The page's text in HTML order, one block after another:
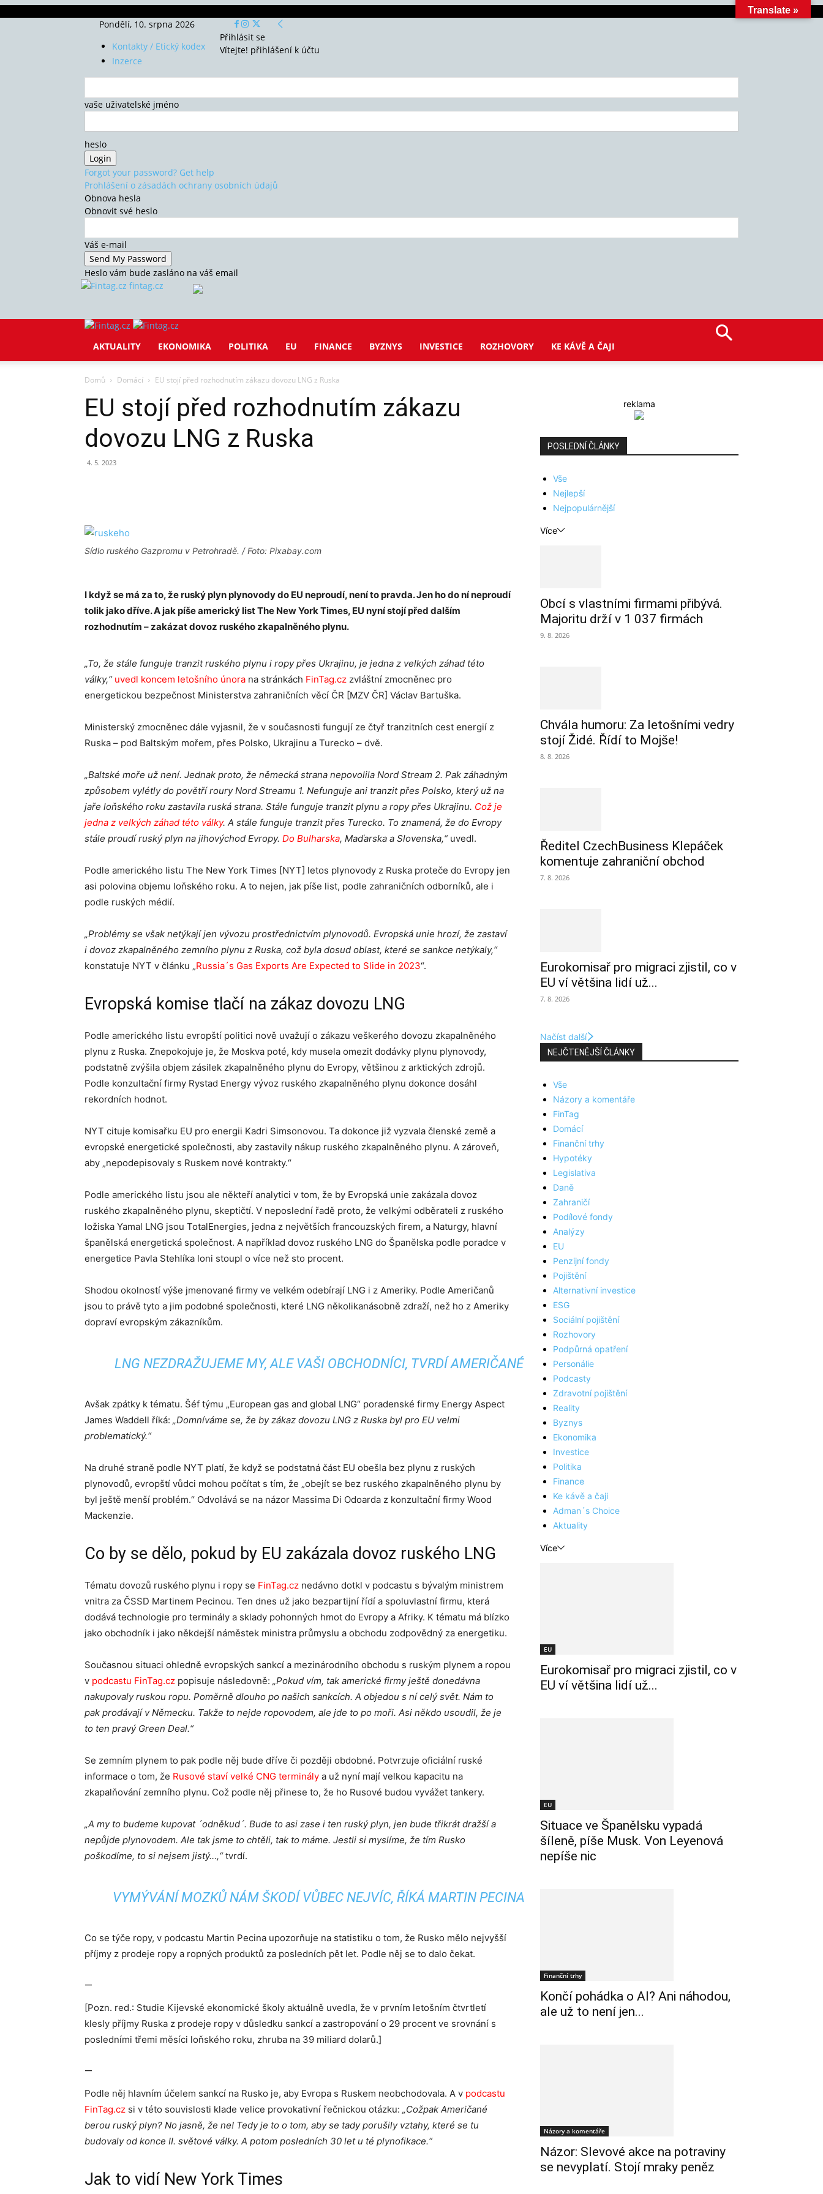
Pondělí, 10. srpna 2026
Kontakty / Etický kodex
Inzerce
Přihlásit se
Vítejte! přihlášení k účtu
vaše uživatelské jméno
heslo
Forgot your password? Get help
Prohlášení o zásadách ochrany osobních údajů
Obnova hesla
Obnovit své heslo
Váš e-mail
Heslo vám bude zasláno na váš email
fintag.cz
AKTUALITY EKONOMIKA POLITIKA EU FINANCE BYZNYS INVESTICE ROZHOVORY KE KÁVĚ A ČAJI
Domů Domácí EU stojí před rozhodnutím zákazu dovozu LNG z Ruska
EU stojí před rozhodnutím zákazu
dovozu LNG z Ruska
4. 5. 2023
Sídlo ruského Gazpromu v Petrohradě. / Foto: Pixabay.com
I když se má za to, že ruský plyn plynovody do EU neproudí, není to pravda. Jen ho do ní neproudí
tolik jako dříve. A jak píše americký list The New York Times, EU nyní stojí před dalším
rozhodnutím – zakázat dovoz ruského zkapalněného plynu.
„To, že stále funguje tranzit ruského plynu i ropy přes Ukrajinu, je jedna z velkých záhad této
války,“ uvedl koncem letošního února na stránkách FinTag.cz zvláštní zmocněnec pro
energetickou bezpečnost Ministerstva zahraničních věcí ČR [MZV ČR] Václav Bartuška.
Ministerský zmocněnec dále vyjasnil, že v současnosti fungují ze čtyř tranzitních cest energií z
Ruska – pod Baltským mořem, přes Polsko, Ukrajinu a Turecko – dvě.
„Baltské moře už není. Jednak proto, že německá strana nepovolila Nord Stream 2. Pak záhadným
způsobem vylétly do povětří roury Nord Streamu 1. Nefunguje ani tranzit přes Polsko, který už na
jaře loňského roku zastavila ruská strana. Stále funguje tranzit plynu a ropy přes Ukrajinu. Což je
jedna z velkých záhad této války. A stále funguje tranzit přes Turecko. To znamená, že do Evropy
stále proudí ruský plyn na jihovýchod Evropy. Do Bulharska, Maďarska a Slovenska,“uvedl.
Podle amerického listu The New York Times [NYT] letos plynovody z Ruska proteče do Evropy jen
asi polovina objemu loňského roku. A to nejen, jak píše list, podle zahraničních odborníků, ale i
podle ruských médií.
„Problémy se však netýkají jen vývozu prostřednictvím plynovodů. Evropská unie hrozí, že zastaví
i dovoz zkapalněného zemního plynu z Ruska, což byla dosud oblast, které se sankce netýkaly,“
konstatuje NYT v článku „Russia´s Gas Exports Are Expected to Slide in 2023“.
Evropská komise tlačí na zákaz dovozu LNG
Podle amerického listu evropští politici nově uvažují o zákazu veškerého dovozu zkapalněného
plynu z Ruska. Znepokojuje je, že Moskva poté, kdy musela omezit dodávky plynu plynovody,
podstatně zvýšila objem zásilek zkapalněného plynu do Evropy, většinou z arktických zdrojů.
Podle konzultační firmy Rystad Energy vývoz ruského zkapalněného plynu dokonce dosáhl
rekordních hodnot.
NYT cituje komisařku EU pro energii Kadri Simsonovou. Ta dokonce již vyzvala členské země a
evropské energetické společnosti, aby zastavily nákup ruského zkapalněného plynu. A zároveň,
aby „nepodepisovaly s Ruskem nové kontrakty.“
Podle amerického listu jsou ale někteří analytici v tom, že by Evropská unie zakázala dovoz
ruského zkapalněného plynu, skeptičtí. V neposlední řadě proto, že velkými odběrateli z ruského
ložiska Yamal LNG jsou TotalEnergies, jedna z největších francouzských firem, a Naturgy, hlavní
španělská energetická společnost. A například dovoz ruského LNG do Španělska podle poradce v
energetice Pavla Stehlíka loni stoupl o více než sto procent.
Shodou okolností výše jmenované firmy ve velkém odebírají LNG i z Ameriky. Podle Američanů
jsou to právě tyto a jim podobné společnosti, které LNG několikanásobně zdraží, než ho z Ameriky
dopraví evropským zákazníkům.
LNG NEZDRAŽUJEME MY, ALE VAŠI OBCHODNÍCI, TVRDÍ AMERIČANÉ
Avšak zpátky k tématu. Šéf týmu „European gas and global LNG“ poradenské firmy Energy Aspect
James Waddell říká: „Domníváme se, že by zákaz dovozu LNG z Ruska byl pro EU velmi
problematický.“
Na druhé straně podle NYT platí, že když se podstatná část EU obešla bez plynu z ruských
plynovodů, evropští vůdci mohou počítat s tím, že „obejít se bez ruského zkapalněného plynu by
byl ještě menší problém.“ Odvolává se na názor Massima Di Odoarda z konzultační firmy Wood
Mackenzie.
Co by se dělo, pokud by EU zakázala dovoz ruského LNG
Tématu dovozů ruského plynu i ropy se FinTag.cz nedávno dotkl v podcastu s bývalým ministrem
vnitra za ČSSD Martinem Pecinou. Ten dnes už jako bezpartijní řídí a spoluvlastní firmu, která
dodává technologie pro terminály a sklady pohonných hmot do Evropy a Afriky. K tématu má blízko
jako obchodník i jako někdejší náměstek ministra průmyslu a obchodu zodpovědný za energetiku.
Současnou situaci ohledně evropských sankcí a mezinárodního obchodu s ruským plynem a ropou
v podcastu FinTag.cz popisuje následovně: „Pokud vím, tak americké firmy ještě donedávna
nakupovaly ruskou ropu. Poměrně dlouho po našich sankcích. A objedou s ní celý svět. Nám to
pak prodávají v Německu. Takže to nejde ropovodem, ale jde to po moři. Asi někdo usoudil, že je
to ten pravý Green Deal.“
Se zemním plynem to pak podle něj bude dříve či později obdobné. Potvrzuje oficiální ruské
informace o tom, že Rusové staví velké CNG terminály a už nyní mají velkou kapacitu na
zkapalňování zemního plynu. Což podle něj přinese to, že ho Rusové budou vyvážet tankery.
„A my to budeme kupovat ´odněkud´. Bude to asi zase i ten ruský plyn, jen bude třikrát dražší a
nepůjde plynovodem. Ale tak jsme to chtěli, tak to máme. Jestli si myslíme, že tím Rusko
poškodíme, to si nejsem jistý…,“tvrdí.
VYMÝVÁNÍ MOZKŮ NÁM ŠKODÍ VŮBEC NEJVÍC, ŘÍKÁ MARTIN PECINA
Co se týče ropy, v podcastu Martin Pecina upozorňuje na statistiku o tom, že Rusko mělo nejvyšší
příjmy z prodeje ropy a ropných produktů za posledních pět let. Podle něj se to dalo čekat.
—
[Pozn. red.: Studie Kijevské ekonomické školy aktuálně uvedla, že v prvním letošním čtvrtletí
klesly příjmy Ruska z prodeje ropy v důsledku sankcí a zastropování o 29 procent ve srovnání s
posledními třemi měsíci loňského roku, zhruba na 39 miliard dolarů.]
—
Podle něj hlavním účelem sankcí na Rusko je, aby Evropa s Ruskem neobchodovala. A v podcastu
FinTag.cz si v této souvislosti klade velice provokativní řečnickou otázku: „Cožpak Američané
berou ruský plyn? No jasně, že ne! Tedy je to o tom, aby se tady porušily vztahy, které se tu
budovaly od konce II. světové války. A potom posledních 30 let u té plynofikace.“
Jak to vidí New York Times
reklama
POSLEDNÍ ČLÁNKY
Vše
Nejlepší
Nejpopulárnější
Více
Obcí s vlastními firmami přibývá.
Majoritu drží v 1 037 firmách
9. 8. 2026
Chvála humoru: Za letošními vedry
stojí Židé. Řídí to Mojše!
8. 8. 2026
Ředitel CzechBusiness Klepáček
komentuje zahraniční obchod
7. 8. 2026
Eurokomisař pro migraci zjistil, co v
EU ví většina lidí už...
7. 8. 2026
Načíst další
NEJČTENĚJŠÍ ČLÁNKY
Vše
Názory a komentáře
FinTag
Domácí
Finanční trhy
Hypotéky
Legislativa
Daně
Zahraničí
Podílové fondy
Analýzy
EU
Penzijní fondy
Pojištění
Alternativní investice
ESG
Sociální pojištění
Rozhovory
Podpůrná opatření
Personálie
Podcasty
Zdravotní pojištění
Reality
Byznys
Ekonomika
Investice
Politika
Finance
Ke kávě a čaji
Adman´s Choice
Aktuality
Více
EU
Eurokomisař pro migraci zjistil, co v
EU ví většina lidí už...
EU
Situace ve Španělsku vypadá
šíleně, píše Musk. Von Leyenová
nepíše nic
Finanční trhy
Končí pohádka o AI? Ani náhodou,
ale už to není jen...
Názory a komentáře
Názor: Slevové akce na potraviny
se nevyplatí. Stojí mraky peněz
Translate »